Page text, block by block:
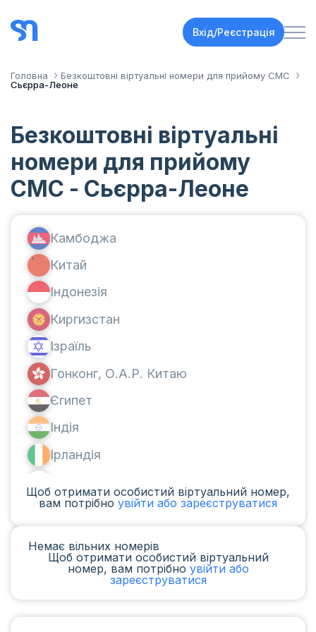
Вхід/Реєстрація
Головна
Безкоштовні віртуальні номери для прийому СМС
Сьєрра-Леоне
Безкоштовні віртуальні
номери для прийому
СМС - Сьєрра-Леоне
Камбоджа
Китай
Індонезія
Киргизстан
Ізраїль
Гонконг, О.А.Р. Китаю
Єгипет
Індія
Ірландія
Аргентина
Чад
Щоб отримати особистий віртуальний номер,
вам потрібно увійти або зареєструватися
Немає вільних номерів
Щоб отримати особистий віртуальний
номер, вам потрібно увійти або
зареєструватися